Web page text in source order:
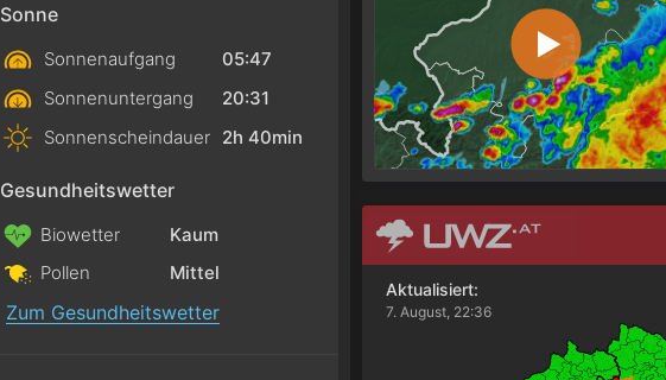
Sonne
Sonnenaufgang
05:47
Sonnenuntergang
20:31
Sonnenscheindauer 2h 40min
Gesundheitswetter
Biowetter
Kaum
Pollen
Mittel
Zum Gesundheitswetter
Aktualisiert:
7. August, 22:36